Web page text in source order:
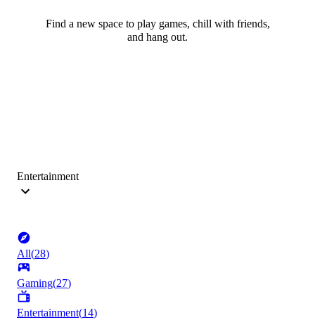
Find a new space to play games, chill with friends,
and hang out.
Entertainment
All(28)
Gaming(27)
Entertainment(14)